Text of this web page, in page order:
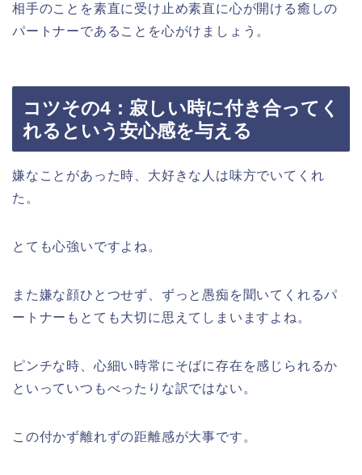
相手のことを素直に受け止め素直に心が開ける癒しの
パートナーであることを心がけましょう。
コツその4：寂しい時に付き合ってく
れるという安心感を与える
嫌なことがあった時、大好きな人は味方でいてくれ
た。
とても心強いですよね。
また嫌な顔ひとつせず、ずっと愚痴を聞いてくれるパ
ートナーもとても大切に思えてしまいますよね。
ピンチな時、心細い時常にそばに存在を感じられるか
といっていつもべったりな訳ではない。
この付かず離れずの距離感が大事です。